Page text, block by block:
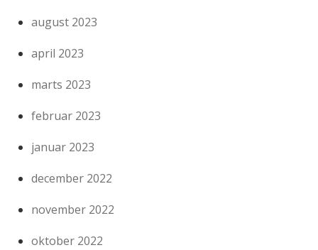
august 2023
april 2023
marts 2023
februar 2023
januar 2023
december 2022
november 2022
oktober 2022